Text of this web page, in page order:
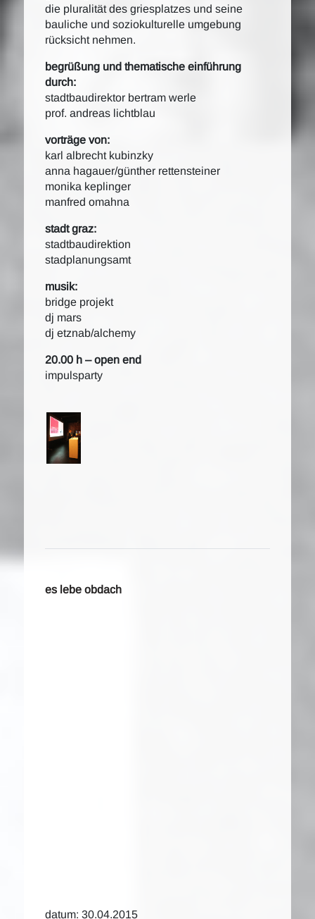
die pluralität des griesplatzes und seine
bauliche und soziokulturelle umgebung
rücksicht nehmen.
begrüßung und thematische einführung
durch:
stadtbaudirektor bertram werle
prof. andreas lichtblau
vorträge von:
karl albrecht kubinzky
anna hagauer/günther rettensteiner
monika keplinger
manfred omahna
stadt graz:
stadtbaudirektion
stadplanungsamt
musik:
bridge projekt
dj mars
dj etznab/alchemy
20.00 h – open end
impulsparty
es lebe obdach
datum: 30.04.2015